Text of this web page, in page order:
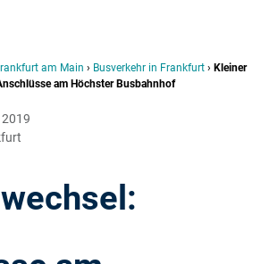
am Main › Busverkehr in Frankfurt › Kleiner
am Höchster Busbahnhof